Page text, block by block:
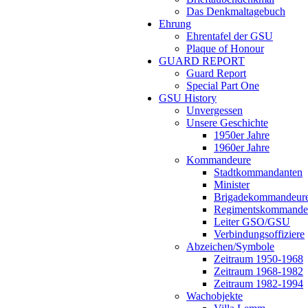
Das Denkmaltagebuch
Ehrung
Ehrentafel der GSU
Plaque of Honour
GUARD REPORT
Guard Report
Special Part One
GSU History
Unvergessen
Unsere Geschichte
1950er Jahre
1960er Jahre
Kommandeure
Stadtkommandanten
Minister
Leiter GSO/GSU
Verbindungsoffiziere
Abzeichen/Symbole
Zeitraum 1950-1968
Zeitraum 1968-1982
Zeitraum 1982-1994
Wachobjekte